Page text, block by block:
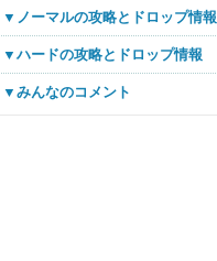
▼ノーマルの攻略とドロップ情報
▼ハードの攻略とドロップ情報
▼みんなのコメント